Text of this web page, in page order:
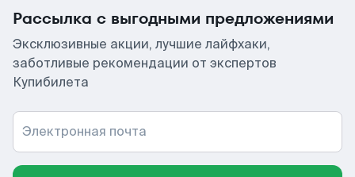
Рассылка с выгодными предложениями
Эксклюзивные акции, лучшие лайфхаки,
заботливые рекомендации от экспертов
Купибилета
Электронная почта